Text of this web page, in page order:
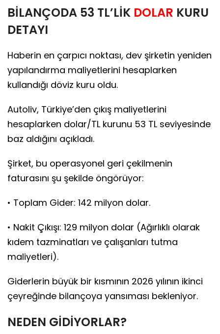
BİLANÇODA 53 TL’LİK DOLAR KURU
DETAYI
Haberin en çarpıcı noktası, dev şirketin yeniden
yapılandırma maliyetlerini hesaplarken
kullandığı döviz kuru oldu.
Autoliv, Türkiye’den çıkış maliyetlerini
hesaplarken dolar/TL kurunu 53 TL seviyesinde
baz aldığını açıkladı.
Şirket, bu operasyonel geri çekilmenin
faturasını şu şekilde öngörüyor:
• Toplam Gider: 142 milyon dolar.
• Nakit Çıkışı: 129 milyon dolar (Ağırlıklı olarak
kıdem tazminatları ve çalışanları tutma
maliyetleri).
Giderlerin büyük bir kısmının 2026 yılının ikinci
çeyreğinde bilançoya yansıması bekleniyor.
NEDEN GİDİYORLAR?